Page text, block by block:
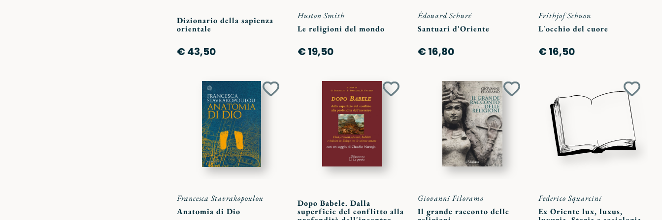
Dizionario della sapienza
orientale
€ 43,50
Huston Smith
Le religioni del mondo
€ 19,50
Édouard Schuré
Santuari d'Oriente
€ 16,80
Frithjof Schuon
L'occhio del cuore
€ 16,50
Aggiungi
Francesca Stavrakopoulou
Anatomia di Dio
Aggiungi
Dopo Babele. Dalla
superficie del conflitto alla
Aggiungi
Giovanni Filoramo
Il grande racconto delle
preferiti
Federico Squarcini
Ex Oriente lux, luxus,